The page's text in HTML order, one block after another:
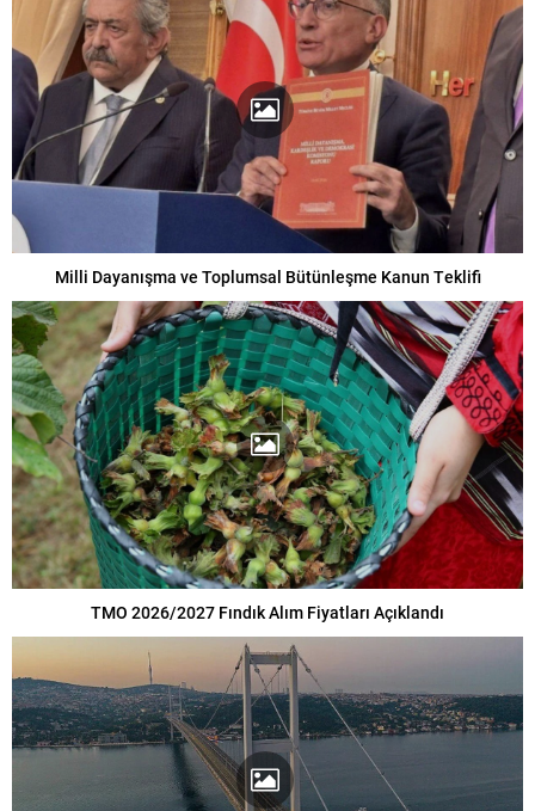
Milli Dayanışma ve Toplumsal Bütünleşme Kanun Teklifi
TMO 2026/2027 Fındık Alım Fiyatları Açıklandı